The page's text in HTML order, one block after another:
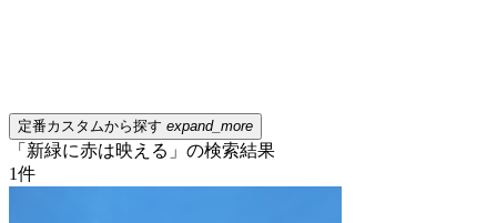
定番カスタムから探す expand_more
「新緑に赤は映える」の検索結果
1件